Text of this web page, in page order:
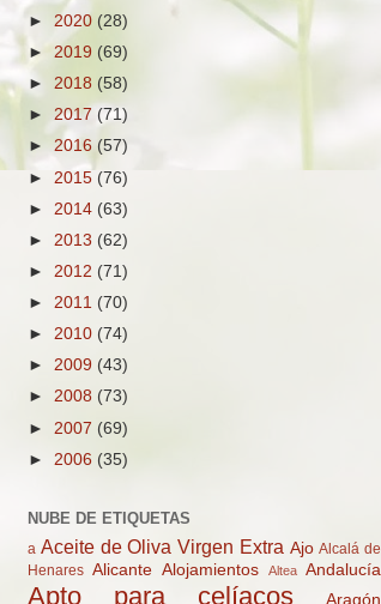
► 2020 (28)
► 2019 (69)
► 2018 (58)
► 2017 (71)
► 2016 (57)
► 2015 (76)
► 2014 (63)
► 2013 (62)
► 2012 (71)
► 2011 (70)
► 2010 (74)
► 2009 (43)
► 2008 (73)
► 2007 (69)
► 2006 (35)
NUBE DE ETIQUETAS
a Aceite de Oliva Virgen Extra Ajo Alcalá de
Henares Alicante Alojamientos Altea Andalucía
Apto para celíacos Aragón